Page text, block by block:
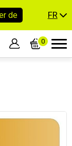
de FR
0